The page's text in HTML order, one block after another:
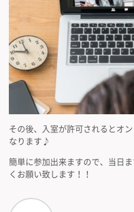
その後、入室が許可されるとオ
なります♪
簡単に参加出来ますので、当日
くお願い致します！！